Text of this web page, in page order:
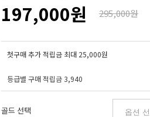
197,000원 295,000원
첫구매 추가 적립금 최대 25,000원
등급별 구매 적립금3,940
골드 선택